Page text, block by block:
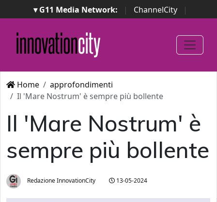
▾ G11 Media Network: | ChannelCity
|
ImpresaCity | SecurityOpenLab | Italian Channel
Awards
Italian Project Awards
Italian Security
Awards
Home
approfondimenti
Il 'Mare Nostrum' è sempre più bollente
Il 'Mare Nostrum' è
sempre più bollente
Redazione InnovationCity 13-05-2024